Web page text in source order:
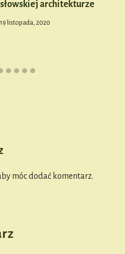
architekturze
19 listopada, 2020
móc dodać komentarz.